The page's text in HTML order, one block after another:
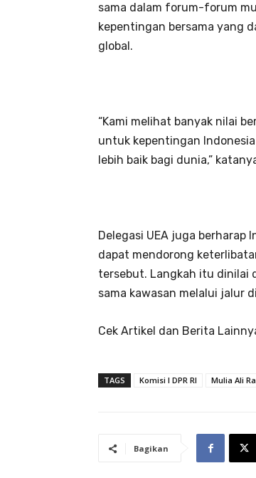
sama dalam forum-forum
kepentingan bersama yang
global.
“Kami melihat banyak nilai
untuk kepentingan
lebih baik bagi dunia,”
Delegasi UEA juga berharap
dapat mendorong
tersebut. Langkah itu dinilai
sama kawasan melalui jalur
Cek Artikel dan Berita
TAGS Komisi I DPR RI Mulia Ali
Bagikan